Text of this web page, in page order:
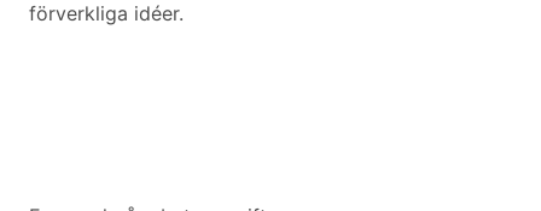
förverkliga idéer.